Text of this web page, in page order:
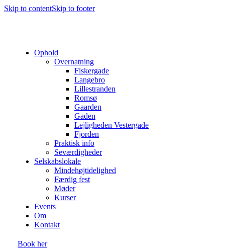
Skip to contentSkip to footer
Ophold
Overnatning
Fiskergade
Langebro
Lillestranden
Romsø
Gaarden
Gaden
Lejligheden Vestergade
Fjorden
Praktisk info
Seværdigheder
Selskabslokale
Mindehøjtidelighed
Færdig fest
Møder
Kurser
Events
Om
Kontakt
Book her